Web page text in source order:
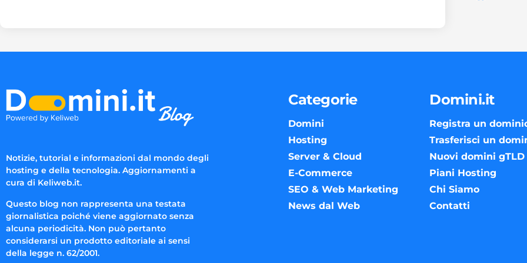
Notizie, tutorial e informazioni dal mondo degli
hosting e della tecnologia. Aggiornamenti a
cura di Keliweb.it.
Questo blog non rappresenta una testata
giornalistica poiché viene aggiornato senza
alcuna periodicità. Non può pertanto
considerarsi un prodotto editoriale ai sensi
della legge n. 62/2001.
Categorie
Domini
Hosting
Server & Cloud
E-Commerce
SEO & Web Marketing
News dal Web
Domini.it
Registra un
Trasferisci un
Nuovi domini gTLD
Piani Hosting
Chi Siamo
Contatti